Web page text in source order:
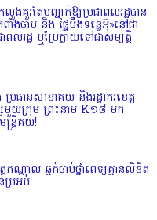
កលួងគួរតែបញ្ជាក់ឱ្យប្រជាពលរដ្ឋបាន
ពាំងចាប និង ផ្ទៃបឹងទន្លេអ៊ុ»នៅជា
ពលរដ្ឋ ឬប្រែក្លាយទៅជាសម្បត្តិ
ានសាខាគយ និងរដ្ឋាករខេត្ត
មួយក្រុម ព្រះនាម K១៨ មក
ត្រីគយ!
កណ្ដាល ឆ្មក់ចាប់ថ្នាំពេទ្យគ្មានលិខិត
ប្រអប់